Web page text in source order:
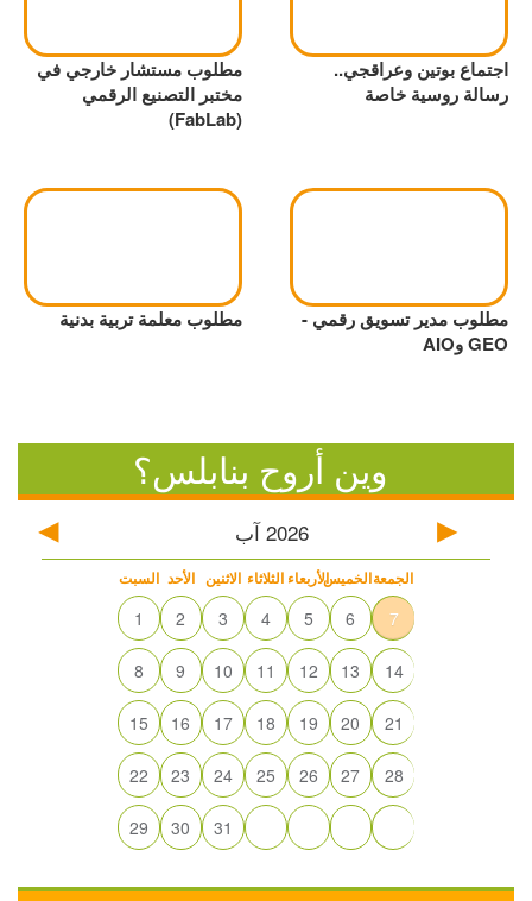
اجتماع بوتين وعراقجي..
رسالة روسية خاصة
مطلوب مستشار خارجي في
مختبر التصنيع الرقمي
(FabLab)
مطلوب مدير تسويق رقمي -
GEO وAIO
مطلوب معلمة تربية بدنية
وين أروح بنابلس؟
2026 آب
السبت الأحد الاثنين الثلاثاء الأربعاءالخميسالجمعة
1 2 3 4 5 6 7
8 9 10 11 12 13 14
15 16 17 18 19 20 21
22 23 24 25 26 27 28
29 30 31